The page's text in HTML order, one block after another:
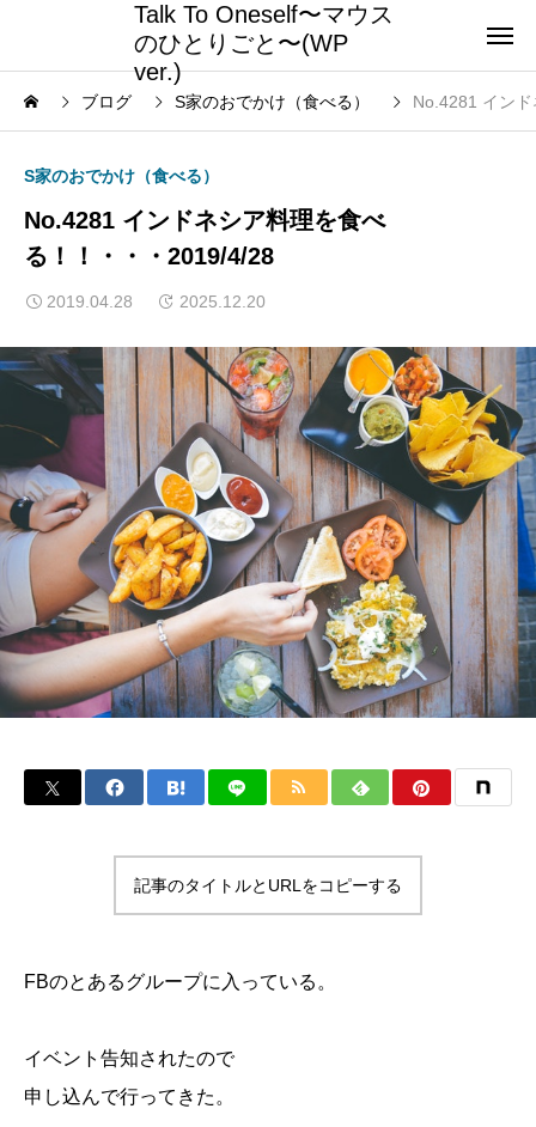
Talk To Oneself〜マウス
のひとりごと〜(WP
ver.)
ブログ S家のおでかけ（食べる） No.4281 イン
S家のおでかけ（食べる）
No.4281 インドネシア料理を食べ
る！！・・・2019/4/28
2019.04.28 2025.12.20
記事のタイトルとURLをコピーする
FBのとあるグループに入っている。
イベント告知されたので
申し込んで行ってきた。